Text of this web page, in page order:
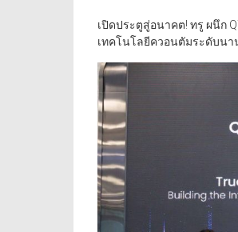
เปิดประตูสู่อนาคต! ทรู ผนึก
เทคโนโลยีควอนตัมระดับน